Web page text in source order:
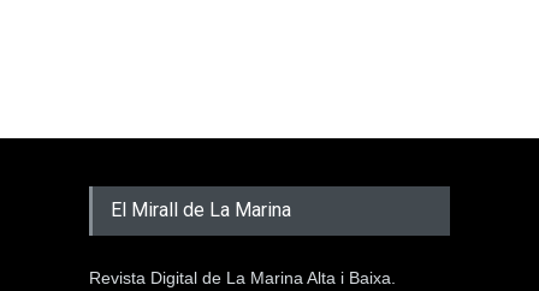
El Mirall de La Marina
Revista Digital de La Marina Alta i Baixa.